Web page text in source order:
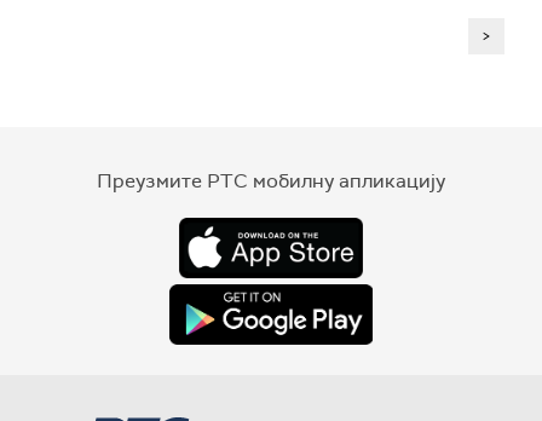
>
Преузмите РТС мобилну апликацију